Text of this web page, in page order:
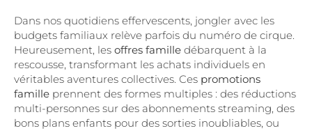
Dans nos quotidiens effervescents, jongler avec les
budgets familiaux relève parfois du numéro de cirque.
Heureusement, les offres famille débarquent à la
rescousse, transformant les achats individuels en
véritables aventures collectives. Ces promotions
famille prennent des formes multiples : des réductions
multi-personnes sur des abonnements streaming, des
bons plans enfants pour des sorties inoubliables, ou